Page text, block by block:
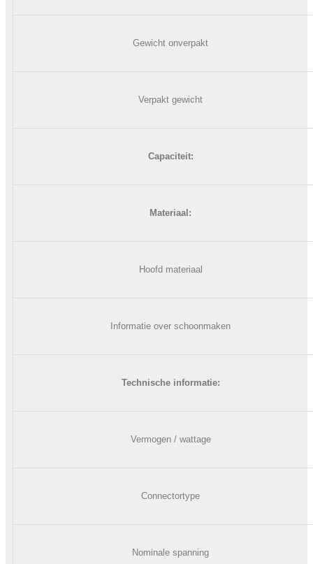
Gewicht onverpakt
Verpakt gewicht
Capaciteit:
Materiaal:
Hoofd materiaal
Informatie over schoonmaken
Technische informatie:
Vermogen / wattage
Connectortype
Nominale spanning